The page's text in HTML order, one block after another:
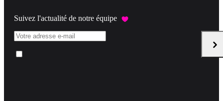
Suivez l'actualité de notre équipe